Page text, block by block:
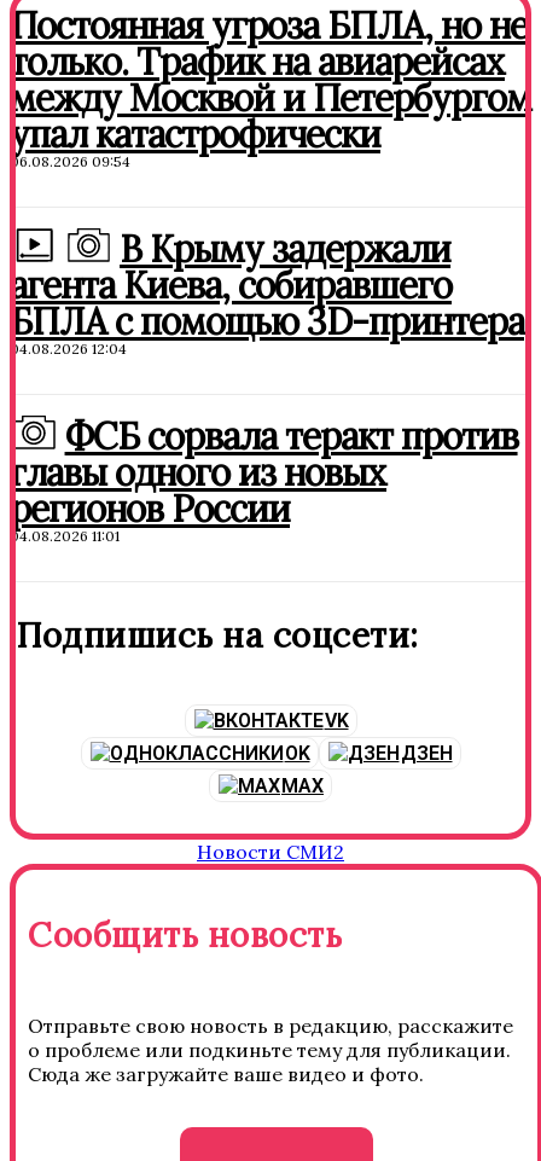
Постоянная угроза БПЛА, но не
только. Трафик на авиарейсах
между Москвой и Петербургом
упал катастрофически
06.08.2026 09:54
В Крыму задержали
агента Киева, собиравшего
БПЛА с помощью 3D-принтера
04.08.2026 12:04
ФСБ сорвала теракт против
главы одного из новых
регионов России
04.08.2026 11:01
Подпишись на соцсети:
VK
OK
ДЗЕН
MAX
Новости СМИ2
Сообщить новость
Отправьте свою новость в редакцию, расскажите
о проблеме или подкиньте тему для публикации.
Сюда же загружайте ваше видео и фото.